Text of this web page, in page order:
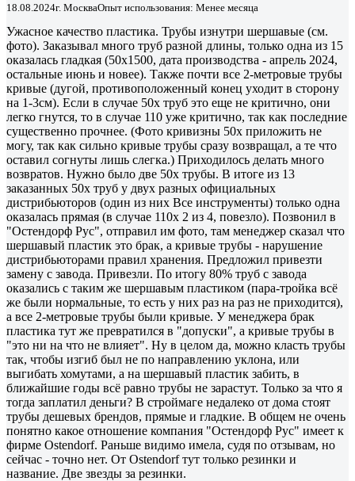
18.08.2024г. МоскваОпыт использования: Менее месяца
Ужасное качество пластика. Трубы изнутри шершавые (см.
фото). Заказывал много труб разной длины, только одна из 15
оказалась гладкая (50х1500, дата производства - апрель 2024,
остальные июнь и новее). Также почти все 2-метровые трубы
кривые (дугой, противоположенный конец уходит в сторону
на 1-3см). Если в случае 50х труб это еще не критично, они
легко гнутся, то в случае 110 уже критично, так как последние
существенно прочнее. (Фото кривизны 50х приложить не
могу, так как сильно кривые трубы сразу возвращал, а те что
оставил согнуты лишь слегка.) Приходилось делать много
возвратов. Нужно было две 50х трубы. В итоге из 13
заказанных 50х труб у двух разных официальных
дистрибьюторов (один из них Все инструменты) только одна
оказалась прямая (в случае 110х 2 из 4, повезло). Позвонил в
"Остендорф Рус", отправил им фото, там менеджер сказал что
шершавый пластик это брак, а кривые трубы - нарушение
дистрибьюторами правил хранения. Предложил привезти
замену с завода. Привезли. По итогу 80% труб с завода
оказались с таким же шершавым пластиком (пара-тройка всё
же были нормальные, то есть у них раз на раз не приходится),
а все 2-метровые трубы были кривые. У менеджера брак
пластика тут же превратился в "допуски", а кривые трубы в
"это ни на что не влияет". Ну в целом да, можно класть трубы
так, чтобы изгиб был не по направлению уклона, или
выгибать хомутами, а на шершавый пластик забить, в
ближайшие годы всё равно трубы не зарастут. Только за что я
тогда заплатил деньги? В строймаге недалеко от дома стоят
трубы дешевых брендов, прямые и гладкие. В общем не очень
понятно какое отношение компания "Остендорф Рус" имеет к
фирме Ostendorf. Раньше видимо имела, судя по отзывам, но
сейчас - точно нет. От Ostendorf тут только резинки и
название. Две звезды за резинки.